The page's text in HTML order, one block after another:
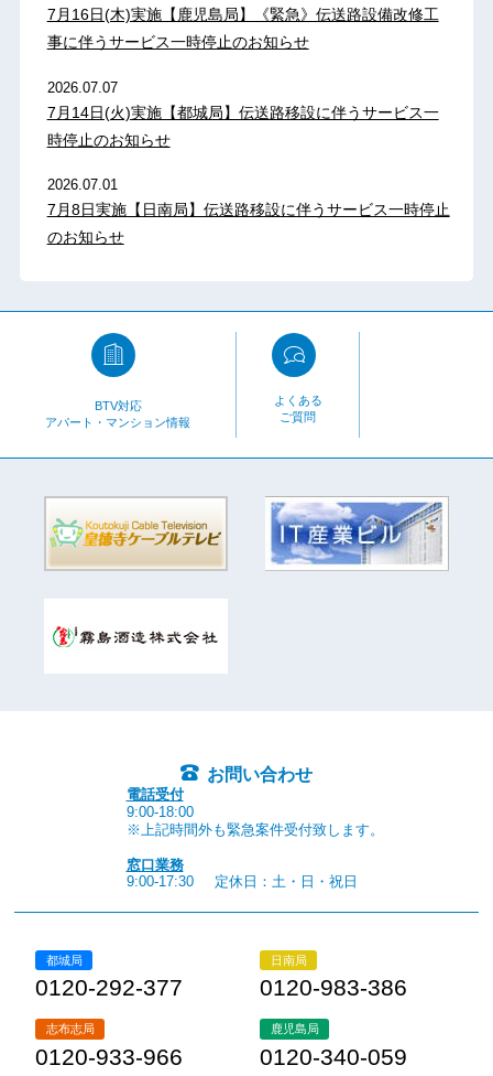
7月16日(木)実施【鹿児島局】《緊急》伝送路設備改修工
事に伴うサービス一時停止のお知らせ
2026.07.07
7月14日(火)実施【都城局】伝送路移設に伴うサービス一
時停止のお知らせ
2026.07.01
7月8日実施【日南局】伝送路移設に伴うサービス一時停止
のお知らせ
BTV対応
アパート・マンション情報
よくある
ご質問
お問い合わせ
電話受付
9:00-18:00
※上記時間外も緊急案件受付致します。
窓口業務
9:00-17:30
定休日：土・日・祝日
都城局
0120-292-377
日南局
0120-983-386
志布志局
0120-933-966
鹿児島局
0120-340-059